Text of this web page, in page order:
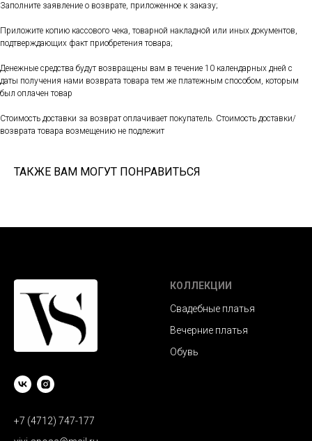
Заполните заявление о возврате, приложенное к заказу;
Приложите копию кассового чека, товарной накладной или иных документов,
подтверждающих факт приобретения товара;
Денежные средства будут возвращены вам в течение 10 календарных дней с
даты получения нами возврата товара тем же платежным способом, которым
был оплачен товар
Стоимость доставки за возврат оплачивает покупатель. Стоимость доставки/
возврата товара возмещению не подлежит
ТАКЖЕ ВАМ МОГУТ ПОНРАВИТЬСЯ
+7 (4712) 747-177
КОЛЛЕКЦИИ
Свадебные платья
Вечерние платья
Обувь